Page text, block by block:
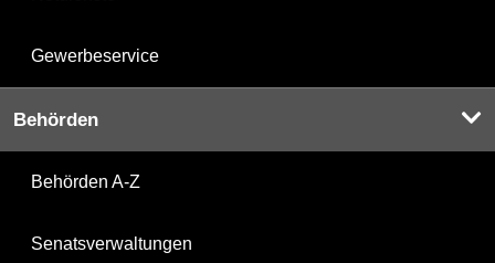
Gewerbeservice
Behörden
Behörden A-Z
Senatsverwaltungen